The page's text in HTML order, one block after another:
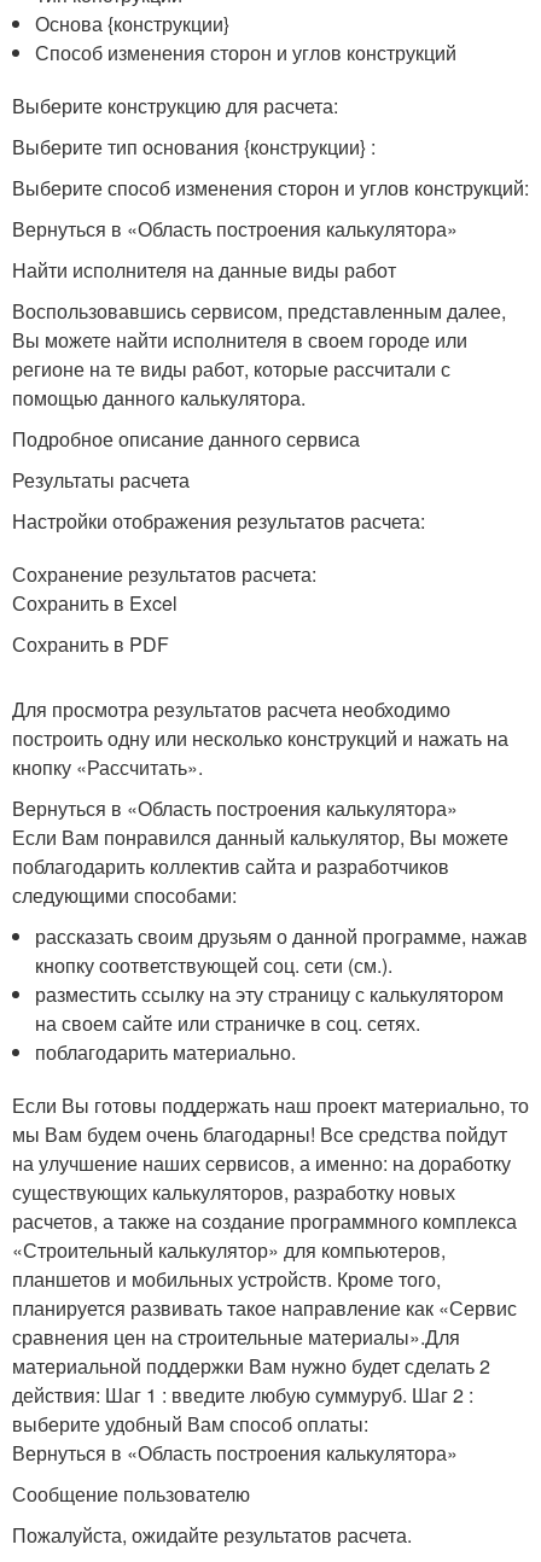
Основа {конструкции}
Способ изменения сторон и углов конструкций
Выберите конструкцию для расчета:
Выберите тип основания {конструкции} :
Выберите способ изменения сторон и углов конструкций:
Вернуться в «Область построения калькулятора»
Найти исполнителя на данные виды работ
Воспользовавшись сервисом, представленным далее,
Вы можете найти исполнителя в своем городе или
регионе на те виды работ, которые рассчитали с
помощью данного калькулятора.
Подробное описание данного сервиса
Результаты расчета
Настройки отображения результатов расчета:
Сохранение результатов расчета:
Сохранить в Excel
Сохранить в PDF
Для просмотра результатов расчета необходимо
построить одну или несколько конструкций и нажать на
кнопку «Рассчитать».
Вернуться в «Область построения калькулятора»
Если Вам понравился данный калькулятор, Вы можете
поблагодарить коллектив сайта и разработчиков
следующими способами:
рассказать своим друзьям о данной программе, нажав
кнопку соответствующей соц. сети (см.).
разместить ссылку на эту страницу с калькулятором
на своем сайте или страничке в соц. сетях.
поблагодарить материально.
Если Вы готовы поддержать наш проект материально, то
мы Вам будем очень благодарны! Все средства пойдут
на улучшение наших сервисов, а именно: на доработку
существующих калькуляторов, разработку новых
расчетов, а также на создание программного комплекса
«Строительный калькулятор» для компьютеров,
планшетов и мобильных устройств. Кроме того,
планируется развивать такое направление как «Сервис
сравнения цен на строительные материалы».Для
материальной поддержки Вам нужно будет сделать 2
действия: Шаг 1 : введите любую суммуруб. Шаг 2 :
выберите удобный Вам способ оплаты:
Вернуться в «Область построения калькулятора»
Сообщение пользователю
Пожалуйста, ожидайте результатов расчета.